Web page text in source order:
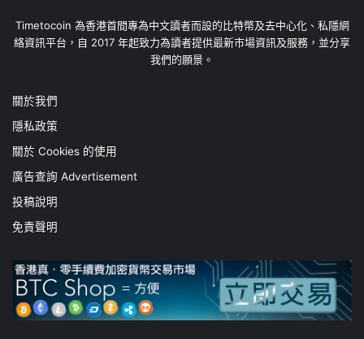
Timetocoin 為香港首間專為中文讀者而設的比特幣及去中心化、私隱網
絡資訊平台，自 2017 年起致力為讀者提供最新市場資訊及服務，並分享
我們的願景。
關於我們
隱私政策
關於 Cookies 的使用
廣告查詢 Advertisement
投稿說明
免責聲明